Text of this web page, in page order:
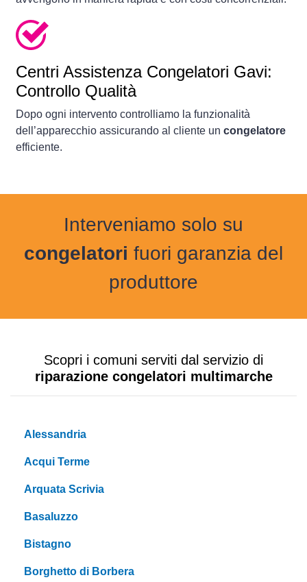
Centri Assistenza Congelatori Gavi:
Controllo Qualità
Dopo ogni intervento controlliamo la funzionalità
dell’apparecchio assicurando al cliente un congelatore
efficiente.
Interveniamo solo su
congelatori fuori garanzia del
produttore
Scopri i comuni serviti dal servizio di
riparazione congelatori multimarche
Alessandria
Acqui Terme
Arquata Scrivia
Basaluzzo
Bistagno
Borghetto di Borbera